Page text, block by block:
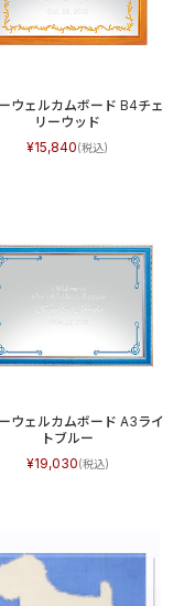
ウェルカムボード B4チェ
リーウッド
15,840
ウェルカムボード A3ライ
トブルー
19,030